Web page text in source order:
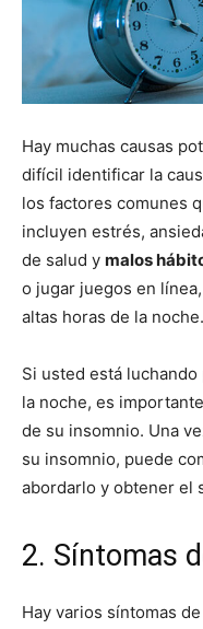
Hay muchas causas
difícil identificar la
los factores comunes
incluyen estrés,
de salud y malos
o jugar juegos en
altas horas de la noche.
Si usted está
la noche, es
de su insomnio. Una
su insomnio, puede
abordarlo y obtener el
2. Síntomas
Hay varios síntomas